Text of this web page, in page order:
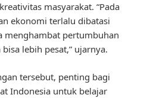
masyarakat. “Pada
ekonomi terlalu dibatasi
menghambat pertumbuhan
lebih pesat,” ujarnya.
tersebut, penting bagi
Indonesia untuk belajar